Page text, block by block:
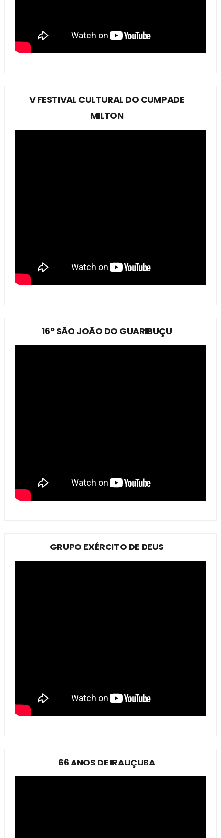
V FESTIVAL CULTURAL DO CUMPADE
MILTON
16º SÃO JOÃO DO GUARIBUÇU
GRUPO EXÉRCITO DE DEUS
66 ANOS DE IRAUÇUBA